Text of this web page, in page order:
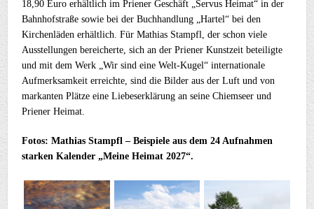
18,90 Euro erhältlich im Priener Geschäft „Servus Heimat“ in der
Bahnhofstraße sowie bei der Buchhandlung „Hartel“ bei den
Kirchenläden erhältlich. Für Mathias Stampfl, der schon viele
Ausstellungen bereicherte, sich an der Priener Kunstzeit beteiligte
und mit dem Werk „Wir sind eine Welt-Kugel“ internationale
Aufmerksamkeit erreichte, sind die Bilder aus der Luft und von
markanten Plätze eine Liebeserklärung an seine Chiemseer und
Priener Heimat.
Fotos: Mathias Stampfl – Beispiele aus dem 24 Aufnahmen
starken Kalender „Meine Heimat 2027“.